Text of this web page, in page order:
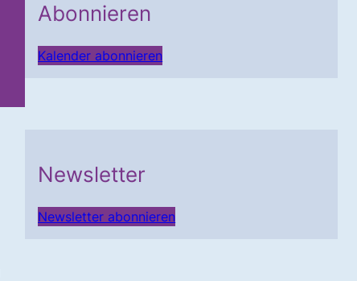
Abonnieren
Kalender abonnieren
Newsletter
Newsletter abonnieren